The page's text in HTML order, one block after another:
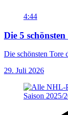
4:44
Die 5
Die schönsten Tore
29. Juli 2026